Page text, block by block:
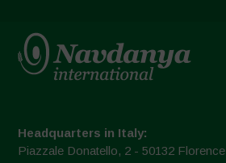
Headquarters in Italy:
Piazzale Donatello, 2 - 50132 Florence